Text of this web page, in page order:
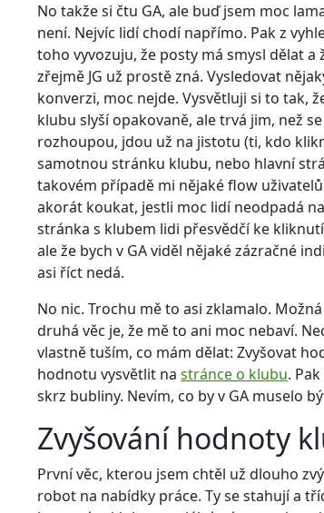
No takže si čtu GA, ale buď jsem moc
není. Nejvíc lidí chodí napřímo. Pak z
toho vyvozuju, že posty má smysl dělat
zřejmě JG už prostě zná. Vysledovat
konverzi, moc nejde. Vysvětluji si to tak,
klubu slyší opakovaně, ale trvá jim, než
rozhoupou, jdou už na jistotu (ti, kdo
samotnou stránku klubu, nebo hlavní
takovém případě mi nějaké flow
akorát koukat, jestli moc lidí neodpadá
stránka s klubem lidi přesvědčí ke
ale že bych v GA viděl nějaké zázračné
asi říct nedá.
No nic. Trochu mě to asi zklamalo.
druhá věc je, že mě to ani moc nebaví.
vlastně tuším, co mám dělat: Zvyšovat
hodnotu vysvětlit na stránce o klubu.
skrz bubliny. Nevím, co by v GA muselo
Zvyšování hodnoty
První věc, kterou jsem chtěl už dlouho
robot na nabídky práce. Ty se stahují a